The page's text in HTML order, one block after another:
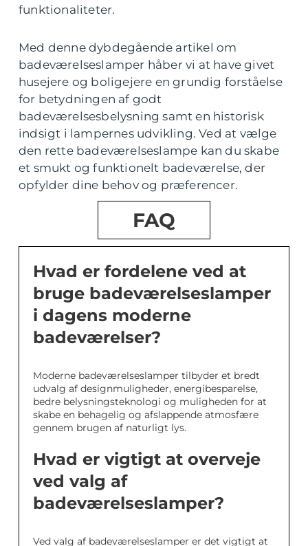
funktionaliteter.
Med denne dybdegående artikel om
badeværelseslamper håber vi at have givet
husejere og boligejere en grundig forståelse
for betydningen af godt
badeværelsesbelysning samt en historisk
indsigt i lampernes udvikling. Ved at vælge
den rette badeværelseslampe kan du skabe
et smukt og funktionelt badeværelse, der
opfylder dine behov og præferencer.
FAQ
Hvad er fordelene ved at
bruge badeværelseslamper
i dagens moderne
badeværelser?
Moderne badeværelseslamper tilbyder et bredt
udvalg af designmuligheder, energibesparelse,
bedre belysningsteknologi og muligheden for at
skabe en behagelig og afslappende atmosfære
gennem brugen af naturligt lys.
Hvad er vigtigt at overveje
ved valg af
badeværelseslamper?
Ved valg af badeværelseslamper er det vigtigt at